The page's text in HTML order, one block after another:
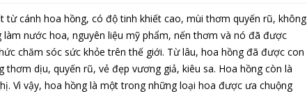
từ cánh hoa hồng, có độ tinh khiết cao, mùi thơm quyến rũ, không
nước hoa, nguyên liệu mỹ phẩm, nến thơm và nó đã được
chăm sóc sức khỏe trên thế giới. Từ lâu, hoa hồng đã được con
dịu, quyến rũ, vẻ đẹp vương giả, kiêu sa. Hoa hồng còn là
Vì vậy, hoa hồng là một trong những loại hoa được ưa chuộng